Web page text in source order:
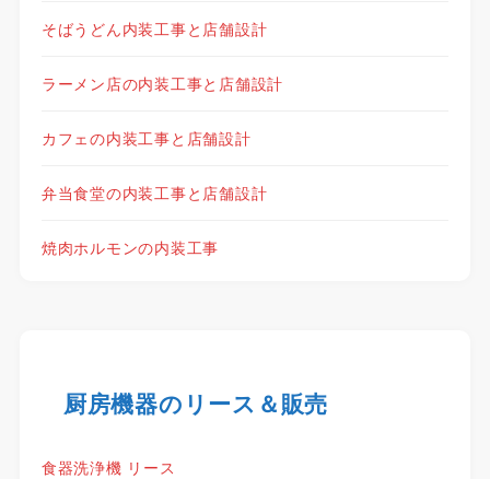
そばうどん内装工事と店舗設計
ラーメン店の内装工事と店舗設計
カフェの内装工事と店舗設計
弁当食堂の内装工事と店舗設計
焼肉ホルモンの内装工事
厨房機器のリース＆販売
食器洗浄機 リース